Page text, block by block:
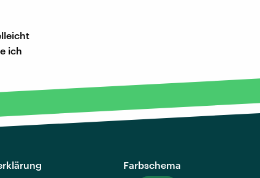
ich
Farbschema